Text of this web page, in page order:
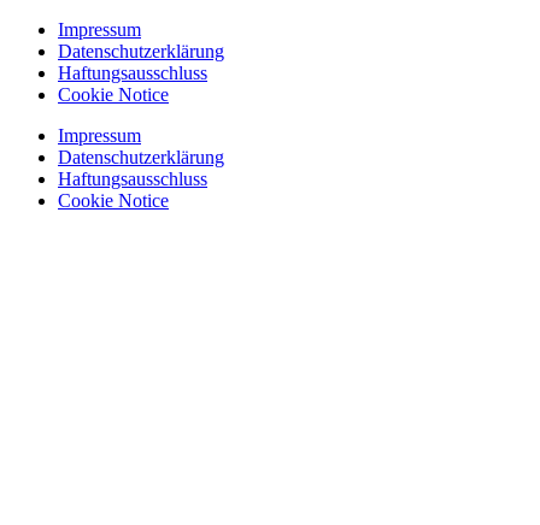
Zum
Inhalt
springen
Impressum
Datenschutzerklärung
Haftungsausschluss
Cookie Notice
Impressum
Datenschutzerklärung
Haftungsausschluss
Cookie Notice